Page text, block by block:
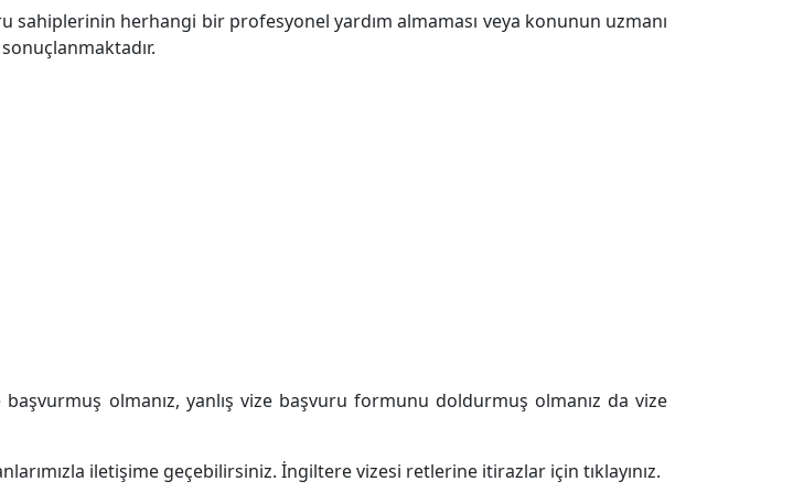
sahiplerinin herhangi bir profesyonel yardım almaması veya konunun uzmanı
olmanız, yanlış vize başvuru formunu doldurmuş olmanız da vize
iletişime geçebilirsiniz. İngiltere vizesi retlerine itirazlar için tıklayınız.